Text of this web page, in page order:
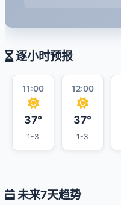
逐小时预报
11:00
37°
1-3
12:00
37°
1-3
未来7天趋势